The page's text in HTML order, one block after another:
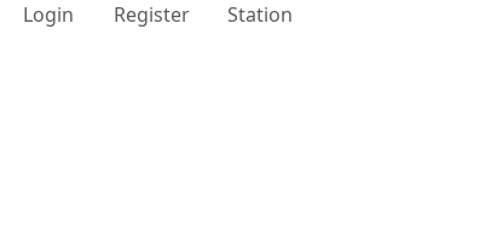
Login Register
Station